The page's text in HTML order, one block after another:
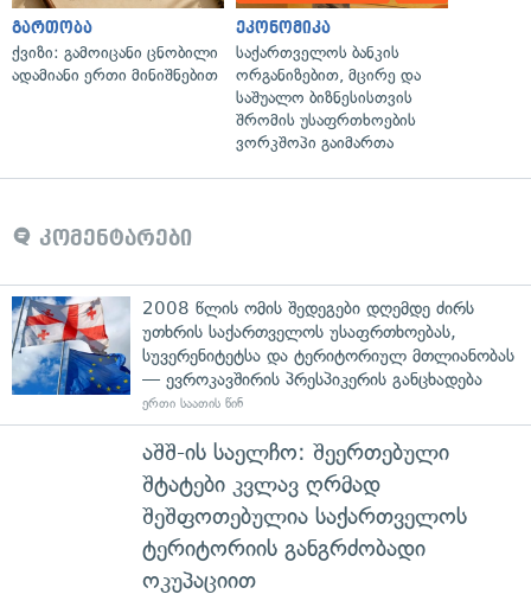
გართობა
ქვიზი: გამოიცანი ცნობილი
ადამიანი ერთი მინიშნებით
ეკონომიკა
საქართველოს ბანკის
ორგანიზებით, მცირე და
საშუალო ბიზნესისთვის
შრომის უსაფრთხოების
ვორკშოპი გაიმართა
კომენტარები
2008 წლის ომის შედეგები დღემდე ძირს
უთხრის საქართველოს უსაფრთხოებას,
სუვერენიტეტსა და ტერიტორიულ მთლიანობას
— ევროკავშირის პრესპიკერის განცხადება
ერთი საათის წინ
აშშ-ის საელჩო: შეერთებული
შტატები კვლავ ღრმად
შეშფოთებულია საქართველოს
ტერიტორიის განგრძობადი
ოკუპაციით